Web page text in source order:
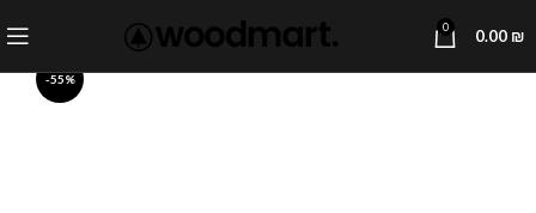
0 0.00 ₪
-55%